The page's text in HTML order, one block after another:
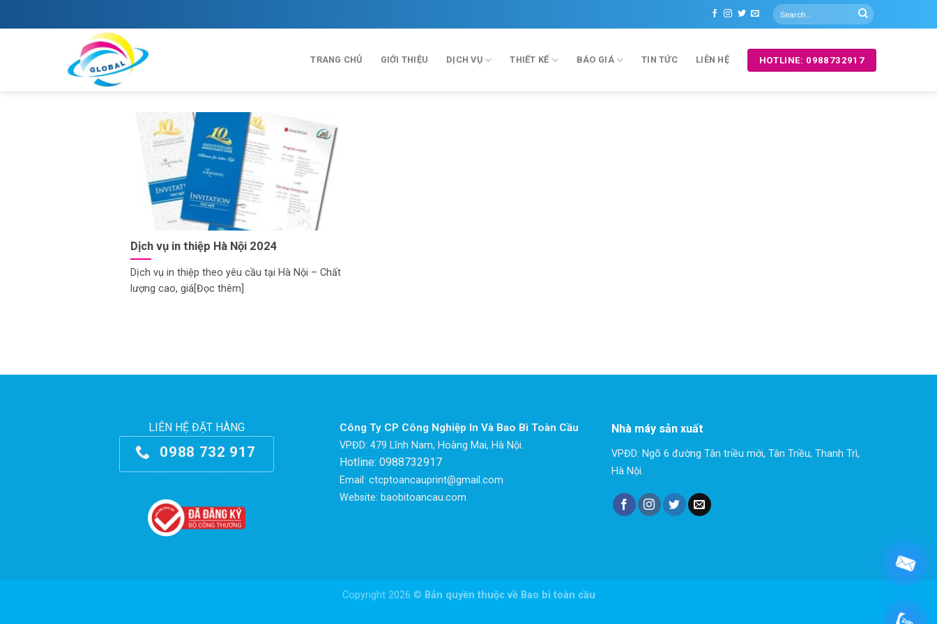
to
TRANG CHỦ GIỚI THIỆU DỊCH VỤ THIẾT KẾ BÁO GIÁ TIN TỨC LIÊN HỆ HOTLINE: 0988732917
Dịch vụ in thiệp Hà Nội 2024
Dịch vụ in thiệp theo yêu cầu tại Hà Nội – Chất
lượng cao, giá[Đọc thêm]
LIÊN HỆ ĐẶT HÀNG
0988 732 917
Công Ty CP Công Nghiệp In Và Bao Bì Toàn Cầu
VPĐD: 479 Lĩnh Nam, Hoàng Mai, Hà Nội.
Hotline: 0988732917
Email: ctcptoancauprint@gmail.com
Website: baobitoancau.com
Nhà máy sản xuất
VPĐD: Ngõ 6 đường Tân triều mới, Tân Triều, Thanh Trì,
Hà Nội.
Copyright 2026 © Bản quyền thuộc về Bao bì toàn cầu